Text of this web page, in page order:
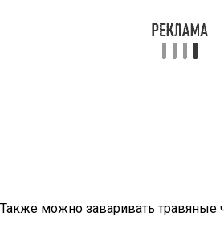
Также можно заваривать травяные